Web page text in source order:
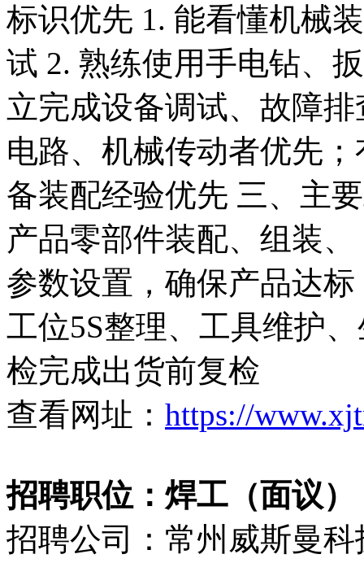
标识优先 1. 能看懂机械
试 2. 熟练使用手电钻、
立完成设备调试、故障
电路、机械传动者优先
备装配经验优先 三、主
产品零部件装配、组装
参数设置，确保产品达
工位5S整理、工具维护
检完成出货前复检
查看网址： https://
招聘职位：焊工（面议）
招聘公司：常州威斯曼